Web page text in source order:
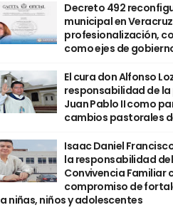
Decreto 492
municipal en
profesionalización,
como ejes de
El cura don Alfonso
responsabilidad de
Juan Pablo II como
cambios pastorales
Isaac Daniel
la responsabilidad
Convivencia Familiar
compromiso de
a niñas, niños y adolescentes